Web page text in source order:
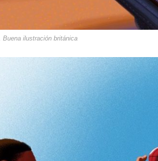
ilustración británica